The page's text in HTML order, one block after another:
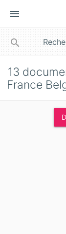
menu
search
13
France